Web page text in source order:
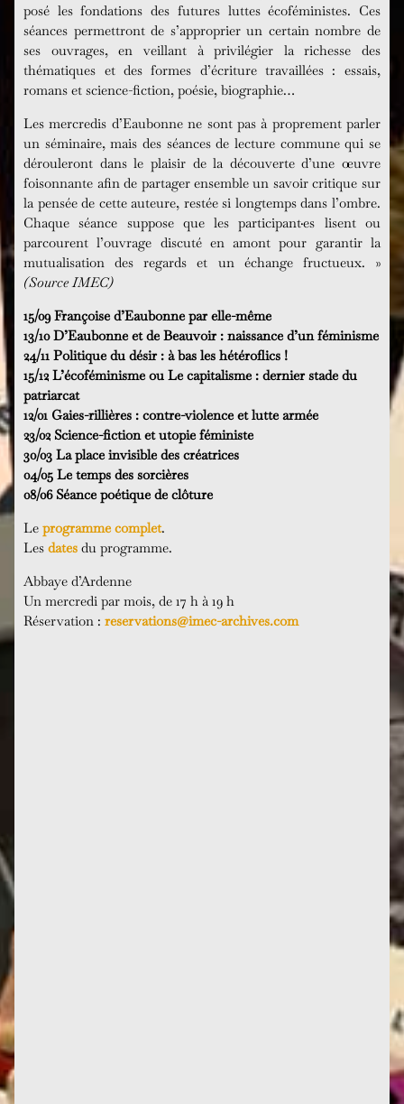
posé les fondations des futures luttes écoféministes. Ces
séances permettront de s’approprier un certain nombre de
ses ouvrages, en veillant à privilégier la richesse des
thématiques et des formes d’écriture travaillées : essais,
romans et science-fiction, poésie, biographie…
Les mercredis d’Eaubonne ne sont pas à proprement parler
un séminaire, mais des séances de lecture commune qui se
dérouleront dans le plaisir de la découverte d’une œuvre
foisonnante afin de partager ensemble un savoir critique sur
la pensée de cette auteure, restée si longtemps dans l’ombre.
Chaque séance suppose que les participant·es lisent ou
parcourent l’ouvrage discuté en amont pour garantir la
mutualisation des regards et un échange fructueux. »
(Source IMEC)
15/09 Françoise d’Eaubonne par elle-même
13/10 D’Eaubonne et de Beauvoir : naissance d’un féminisme
24/11 Politique du désir : à bas les hétéroflics !
15/12 L’écoféminisme ou Le capitalisme : dernier stade du
patriarcat
12/01 Gaies-rillières : contre-violence et lutte armée
23/02 Science-fiction et utopie féministe
30/03 La place invisible des créatrices
04/05 Le temps des sorcières
08/06 Séance poétique de clôture
Le programme complet.
Les dates du programme.
Abbaye d’Ardenne
Un mercredi par mois, de 17 h à 19 h
Réservation : reservations@imec-archives.com